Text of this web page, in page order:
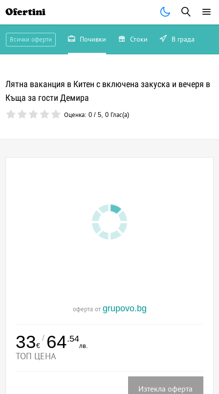
Ofertini
Всички оферти Почивки Стоки В града
Лятна ваканция в Китен с включена закуска и вечеря в
Къща за гости Демира
Оценка:0 /5,0 Глас(а)
оферта от grupovo.bg
33€
/ 64.54
лв.
ТОП ЦЕНА
Изтекла оферта